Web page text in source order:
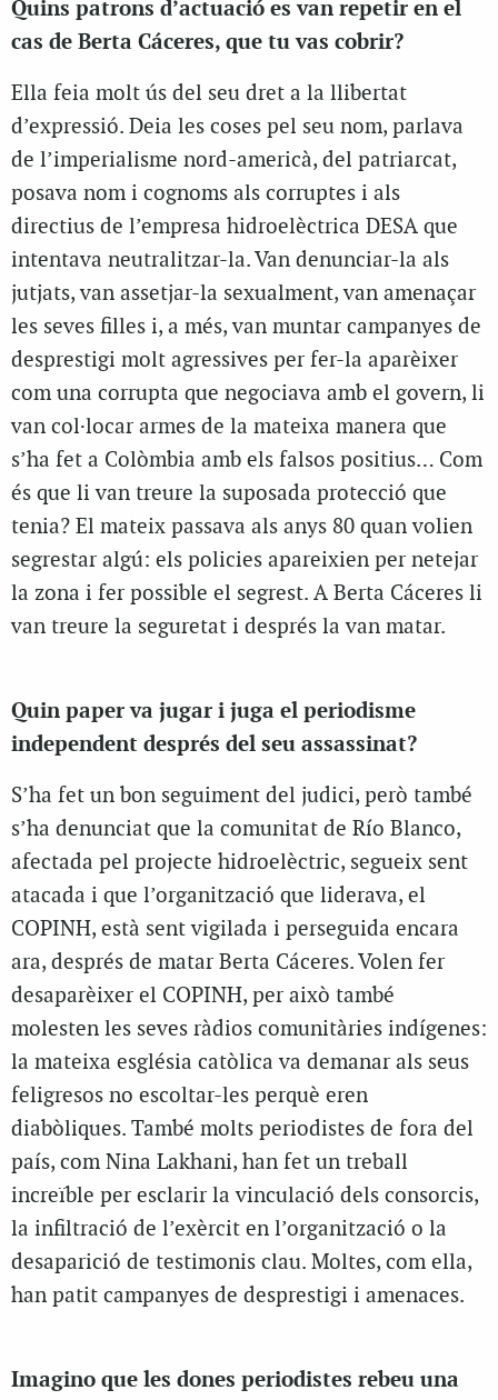
Quins patrons d’actuació es van repetir en el
cas de Berta Cáceres, que tu vas cobrir?
Ella feia molt ús del seu dret a la llibertat
d’expressió. Deia les coses pel seu nom, parlava
de l’imperialisme nord-americà, del patriarcat,
posava nom i cognoms als corruptes i als
directius de l’empresa hidroelèctrica DESA que
intentava neutralitzar-la. Van denunciar-la als
jutjats, van assetjar-la sexualment, van amenaçar
les seves filles i, a més, van muntar campanyes de
desprestigi molt agressives per fer-la aparèixer
com una corrupta que negociava amb el govern, li
van col·locar armes de la mateixa manera que
s’ha fet a Colòmbia amb els falsos positius… Com
és que li van treure la suposada protecció que
tenia? El mateix passava als anys 80 quan volien
segrestar algú: els policies apareixien per netejar
la zona i fer possible el segrest. A Berta Cáceres li
van treure la seguretat i després la van matar.
Quin paper va jugar i juga el periodisme
independent després del seu assassinat?
S’ha fet un bon seguiment del judici, però també
s’ha denunciat que la comunitat de Río Blanco,
afectada pel projecte hidroelèctric, segueix sent
atacada i que l’organització que liderava, el
COPINH, està sent vigilada i perseguida encara
ara, després de matar Berta Cáceres. Volen fer
desaparèixer el COPINH, per això també
molesten les seves ràdios comunitàries indígenes:
la mateixa església catòlica va demanar als seus
feligresos no escoltar-les perquè eren
diabòliques. També molts periodistes de fora del
país, com Nina Lakhani, han fet un treball
increïble per esclarir la vinculació dels consorcis,
la infiltració de l’exèrcit en l’organització o la
desaparició de testimonis clau. Moltes, com ella,
han patit campanyes de desprestigi i amenaces.
Imagino que les dones periodistes rebeu una